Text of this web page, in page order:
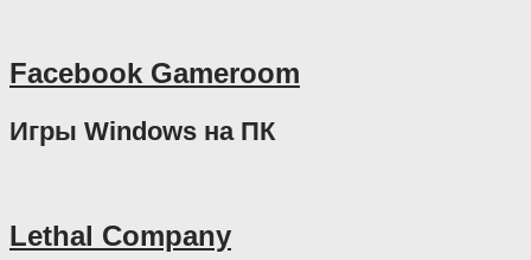
Facebook Gameroom
Игры Windows на ПК
Lethal Company